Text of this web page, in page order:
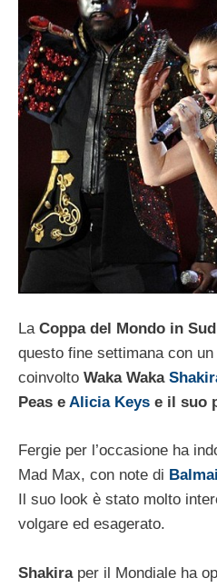
La Coppa del Mondo in
questo fine settimana con
coinvolto Waka Waka
Peas e Alicia Keys e il suo
Fergie per l’occasione ha
Mad Max, con note di
Il suo look è stato molto
volgare ed esagerato.
Shakiraper il Mondiale ha